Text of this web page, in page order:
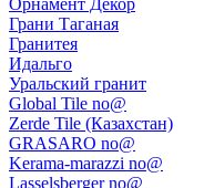
Орнамент Декор
Грани Таганая
Гранитея
Идальго
Уральский гранит
Global Tile no@
Zerde Tile (Казахстан)
GRASARO no@
Kerama-marazzi no@
Lasselsberger no@